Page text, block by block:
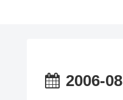
2006-08